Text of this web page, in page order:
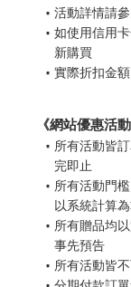
活動詳情請
如使用信用
新購買
實際折扣金
《網站優惠活
所有活動皆
完即止
所有活動門
以系統計算
所有贈品均
事先預告
所有活動皆